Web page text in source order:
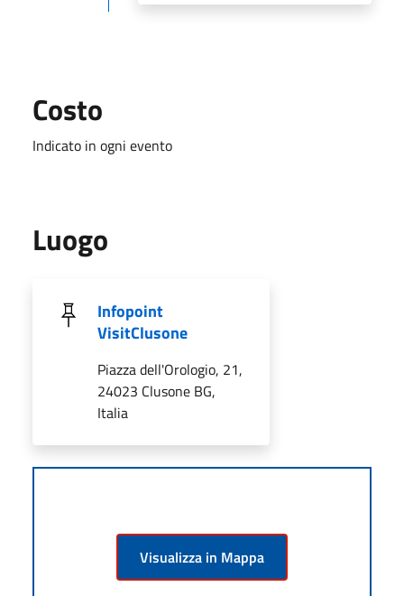
Costo
Indicato in ogni evento
Luogo
Infopoint
VisitClusone
Piazza dell'Orologio, 21,
24023 Clusone BG,
Italia
Visualizza in Mappa